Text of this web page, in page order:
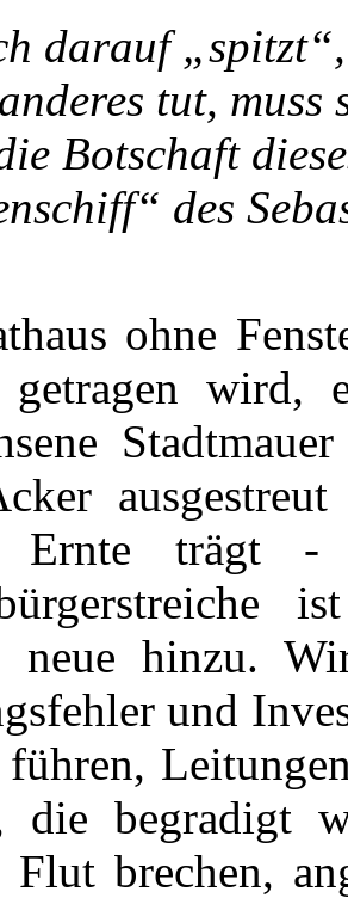
darauf
tut,
Botschaft
des
ohne
getragen wird,
Ernte trägt -
neue hinzu.
und
die begradigt
Flut brechen,